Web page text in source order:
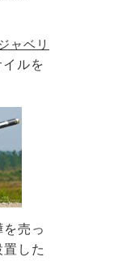
ャベリ
ルを
売っ
した